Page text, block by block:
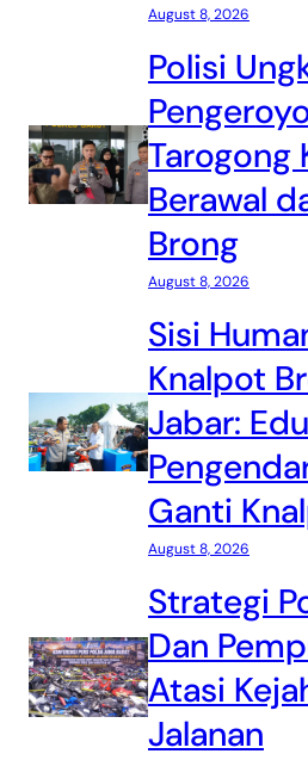
August 8, 2026
Polisi
Tarogong
Berawal
Brong
August 8, 2026
Sisi
Knalpot
Jabar:
Ganti
August 8, 2026
Strategi
Dan
Atasi
Jalanan